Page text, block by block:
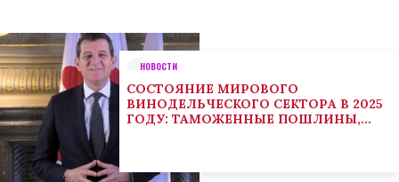
НОВОСТИ
СОСТОЯНИЕ МИРОВОГО
ВИНОДЕЛЬЧЕСКОГО СЕКТОРА В 2025
ГОДУ: ТАМОЖЕННЫЕ ПОШЛИНЫ,